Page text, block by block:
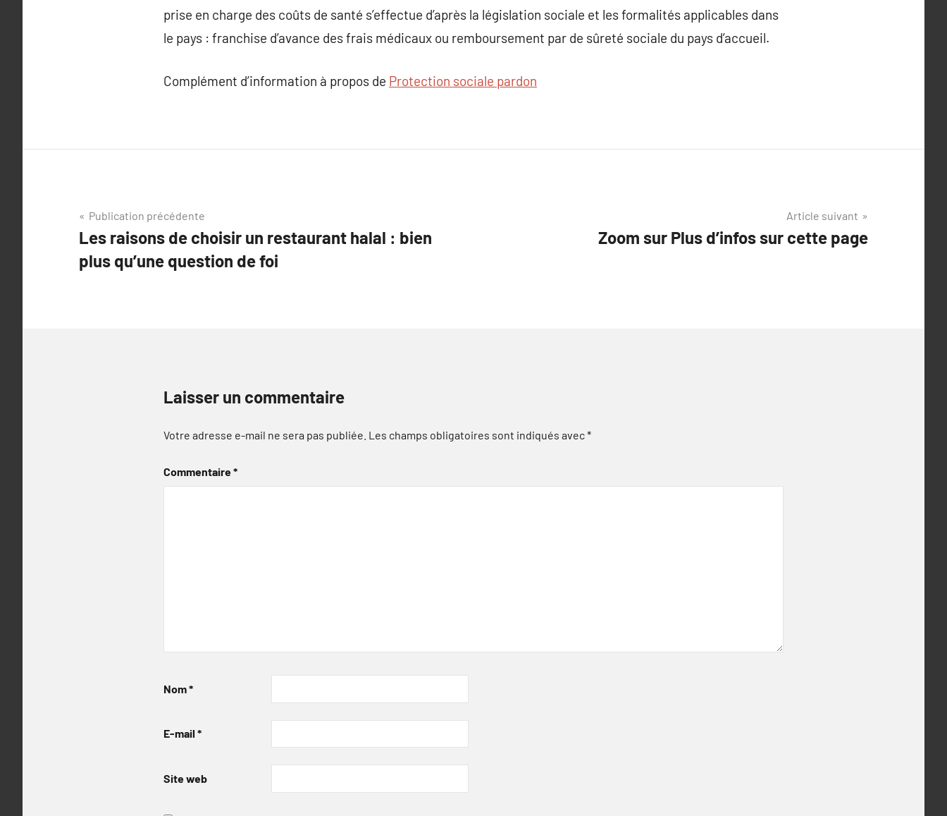
prise en charge des coûts de santé s’effectue d’après la législation sociale et les formalités applicables dans
le pays : franchise d’avance des frais médicaux ou remboursement par de sûreté sociale du pays d’accueil.
Complément d’information à propos de Protection sociale pardon
Navigation
de
l’article
Publication précédente
Les raisons de choisir un restaurant halal : bien
plus qu’une question de foi
Article suivant
Zoom sur Plus d’infos sur cette page
Laisser un commentaire
Votre adresse e-mail ne sera pas publiée. Les champs obligatoires sont indiqués avec*
Commentaire*
Nom*
E-mail *
Site web